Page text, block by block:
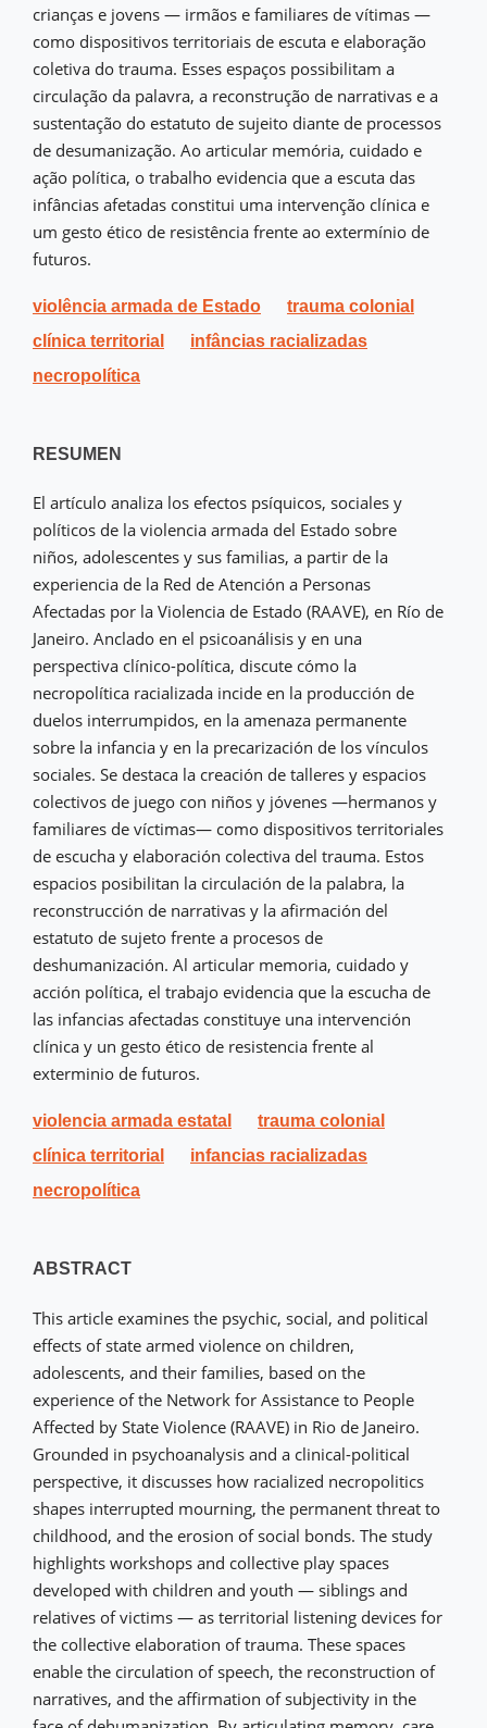
crianças e jovens — irmãos e familiares de vítimas —
como dispositivos territoriais de escuta e elaboração
coletiva do trauma. Esses espaços possibilitam a
circulação da palavra, a reconstrução de narrativas e a
sustentação do estatuto de sujeito diante de processos
de desumanização. Ao articular memória, cuidado e
ação política, o trabalho evidencia que a escuta das
infâncias afetadas constitui uma intervenção clínica e
um gesto ético de resistência frente ao extermínio de
futuros.
violência armada de Estado
trauma colonial
clínica territorial
infâncias racializadas
necropolítica
RESUMEN
El artículo analiza los efectos psíquicos, sociales y
políticos de la violencia armada del Estado sobre
niños, adolescentes y sus familias, a partir de la
experiencia de la Red de Atención a Personas
Afectadas por la Violencia de Estado (RAAVE), en Río de
Janeiro. Anclado en el psicoanálisis y en una
perspectiva clínico-política, discute cómo la
necropolítica racializada incide en la producción de
duelos interrumpidos, en la amenaza permanente
sobre la infancia y en la precarización de los vínculos
sociales. Se destaca la creación de talleres y espacios
colectivos de juego con niños y jóvenes —hermanos y
familiares de víctimas— como dispositivos territoriales
de escucha y elaboración colectiva del trauma. Estos
espacios posibilitan la circulación de la palabra, la
reconstrucción de narrativas y la afirmación del
estatuto de sujeto frente a procesos de
deshumanización. Al articular memoria, cuidado y
acción política, el trabajo evidencia que la escucha de
las infancias afectadas constituye una intervención
clínica y un gesto ético de resistencia frente al
exterminio de futuros.
violencia armada estatal
trauma colonial
clínica territorial
infancias racializadas
necropolítica
ABSTRACT
This article examines the psychic, social, and political
effects of state armed violence on children,
adolescents, and their families, based on the
experience of the Network for Assistance to People
Affected by State Violence (RAAVE) in Rio de Janeiro.
Grounded in psychoanalysis and a clinical-political
perspective, it discusses how racialized necropolitics
shapes interrupted mourning, the permanent threat to
childhood, and the erosion of social bonds. The study
highlights workshops and collective play spaces
developed with children and youth — siblings and
relatives of victims — as territorial listening devices for
the collective elaboration of trauma. These spaces
enable the circulation of speech, the reconstruction of
narratives, and the affirmation of subjectivity in the